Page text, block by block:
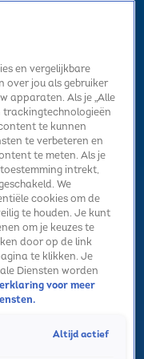
Nieuws
Summer Top 101
en vergelijkbare
over jou als gebruiker
apparaten. Als je „Alle
trackingtechnologieën
te kunnen
te verbeteren en
te meten. Als je
intrekt,
We
cookies om de
te houden. Je kunt
om je keuzes te
door op de link
te klikken. Je
Diensten worden
voor meer
Altijd actief